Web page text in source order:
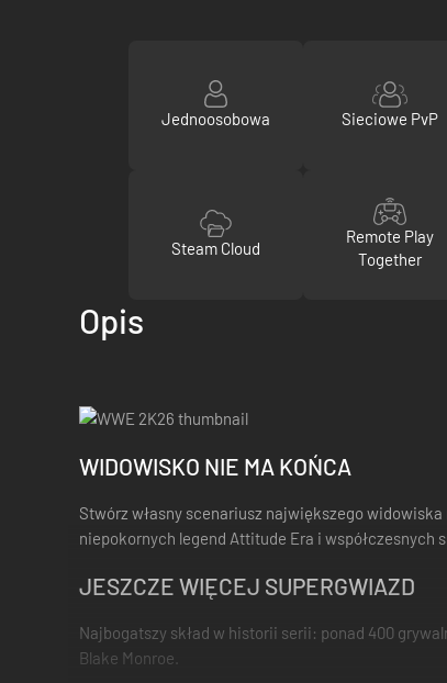
Jednoosobowa Sieciowe PvP
Steam Cloud
Remote Play
Together
Opis
WIDOWISKO NIE MA KOŃCA
Stwórz własny scenariusz największego
niepokornych legend Attitude Era i współczesnych
JESZCZE WIĘCEJ SUPERGWIAZD
Najbogatszy skład w historii serii: ponad 400
Blake Monroe.